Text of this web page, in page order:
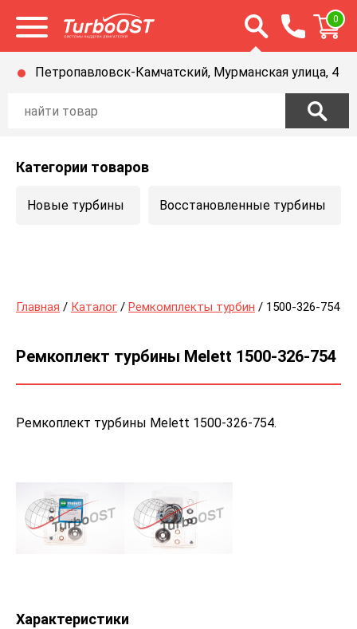
Открыть меню Открыть строку
0
Петропавловск-Камчатский, Мурманская улица, 4
Категории товаров
Новые турбины Восстановленные турбины
Главная / Каталог / Ремкомплекты турбин / 1500-326-754
Ремкоплект турбины Melett 1500-326-754
Ремкоплект турбины Melett 1500-326-754.
Характеристики